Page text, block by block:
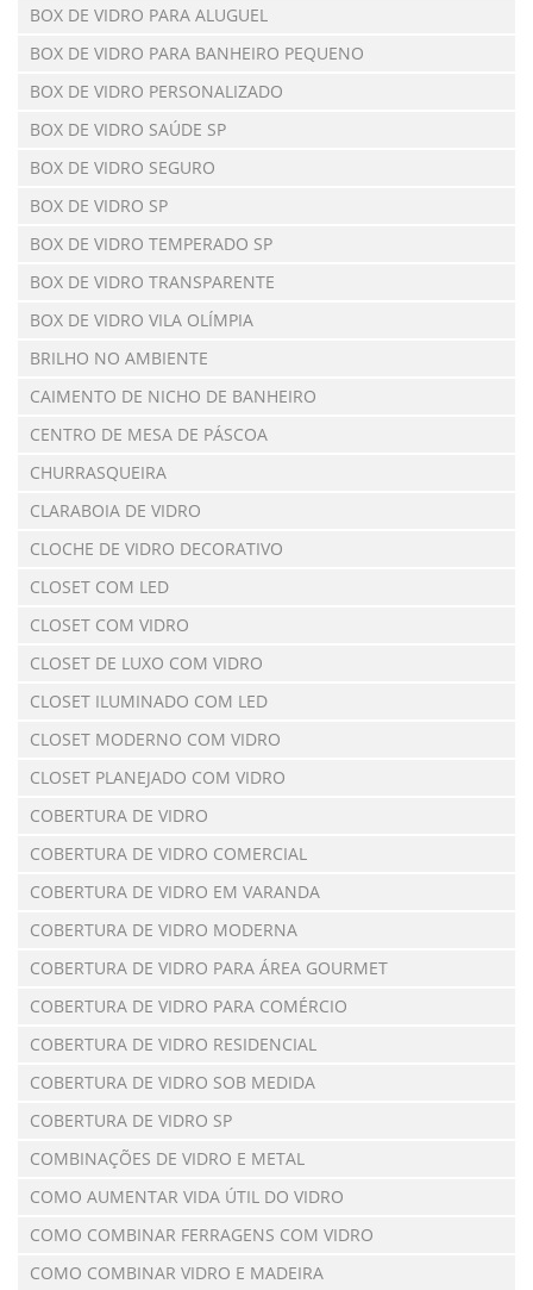
BOX DE VIDRO PARA ALUGUEL
BOX DE VIDRO PARA BANHEIRO PEQUENO
BOX DE VIDRO PERSONALIZADO
BOX DE VIDRO SAÚDE SP
BOX DE VIDRO SEGURO
BOX DE VIDRO SP
BOX DE VIDRO TEMPERADO SP
BOX DE VIDRO TRANSPARENTE
BOX DE VIDRO VILA OLÍMPIA
BRILHO NO AMBIENTE
CAIMENTO DE NICHO DE BANHEIRO
CENTRO DE MESA DE PÁSCOA
CHURRASQUEIRA
CLARABOIA DE VIDRO
CLOCHE DE VIDRO DECORATIVO
CLOSET COM LED
CLOSET COM VIDRO
CLOSET DE LUXO COM VIDRO
CLOSET ILUMINADO COM LED
CLOSET MODERNO COM VIDRO
CLOSET PLANEJADO COM VIDRO
COBERTURA DE VIDRO
COBERTURA DE VIDRO COMERCIAL
COBERTURA DE VIDRO EM VARANDA
COBERTURA DE VIDRO MODERNA
COBERTURA DE VIDRO PARA ÁREA GOURMET
COBERTURA DE VIDRO PARA COMÉRCIO
COBERTURA DE VIDRO RESIDENCIAL
COBERTURA DE VIDRO SOB MEDIDA
COBERTURA DE VIDRO SP
COMBINAÇÕES DE VIDRO E METAL
COMO AUMENTAR VIDA ÚTIL DO VIDRO
COMO COMBINAR FERRAGENS COM VIDRO
COMO COMBINAR VIDRO E MADEIRA